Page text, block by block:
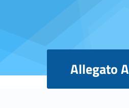
Allegato A